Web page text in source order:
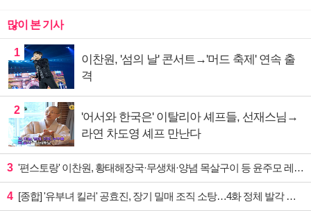
많이 본 기사
1
이찬원, '섬의 날' 콘서트→'머드 축제' 연속 출
격
2
'어서와 한국은' 이탈리아 셰프들, 선재스님→
라연 차도영 셰프 만난다
3 '편스토랑' 이찬원, 황태해장국·무생채·양념 목살구이 등 윤주모 레시피 섭렵
4 [종합] '유부녀 킬러' 공효진, 장기 밀매 조직 소탕…4화 정체 발각 위기 예고